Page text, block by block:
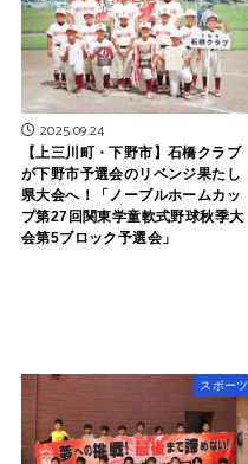
2025.09.24
【上三川町・下野市】石橋クラブ
が下野市予選会のリベンジ果たし
県大会へ！「ノーブルホームカッ
プ第27回関東学童軟式野球秋季大
会第5ブロック予選会」
スポーツ